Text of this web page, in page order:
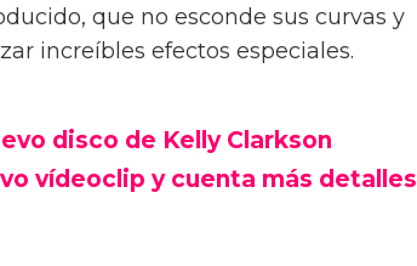
que no esconde sus curvas y
increíbles efectos especiales.
disco de Kelly Clarkson
vídeoclip y cuenta más detalles